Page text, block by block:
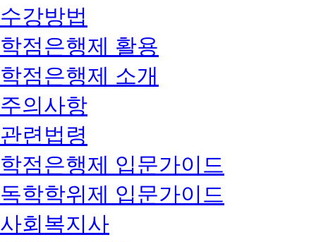
수강방법
학점은행제 활용
학점은행제 소개
주의사항
관련법령
학점은행제 입문가이드
독학학위제 입문가이드
사회복지사